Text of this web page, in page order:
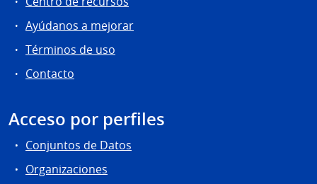
Ayúdanos a mejorar
Términos de uso
Contacto
Acceso por perfiles
Conjuntos de Datos
Organizaciones